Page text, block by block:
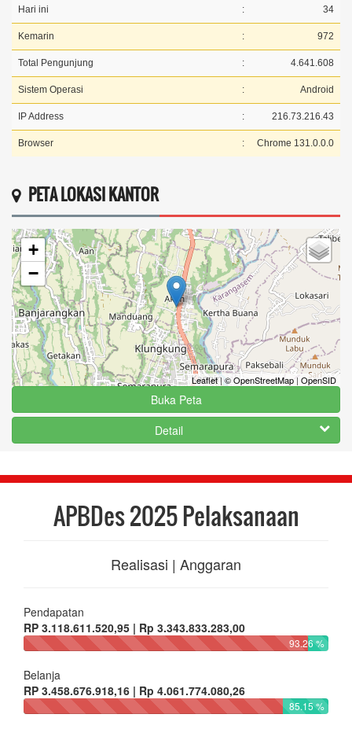
Hari ini : 34
Kemarin : 972
Total Pengunjung : 4.641.608
Sistem Operasi : Android
IP Address : 216.73.216.43
Browser : Chrome 131.0.0.0
PETA LOKASI KANTOR
+
−
Leaflet|© OpenStreetMap|OpenSID
Buka Peta
Detail
APBDes 2025 Pelaksanaan
Realisasi | Anggaran
Pendapatan
RP 3.118.611.520,95 | Rp 3.343.833.283,00
93.26 %
Belanja
RP 3.458.676.918,16 | Rp 4.061.774.080,26
85.15 %